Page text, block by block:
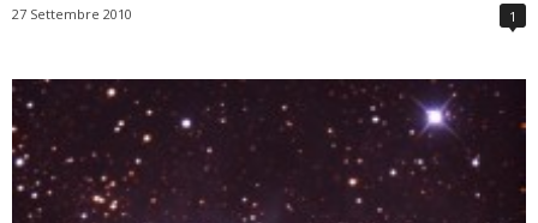
27 Settembre 2010 1